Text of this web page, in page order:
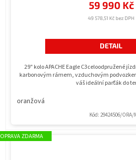
49 578,51 Kč bez DPH
59 990 Kč
DETAIL
29" kolo APACHE Eagle C3celoodpružené
karbonovým rámem, vzduchovým
váš ideální parťák do
oranžová
Kód: 29424506/ORA/
ZDARMA